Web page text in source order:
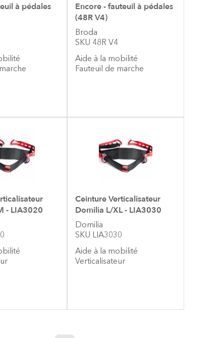
à pédales
Encore - fauteuil à pédales
(48R V4)
Broda
SKU 48R V4
Aide à la mobilité
Fauteuil de marche
- LIA3020
Ceinture Verticalisateur
Domilia L/XL - LIA3030
Domilia
SKU LIA3030
Aide à la mobilité
Verticalisateur